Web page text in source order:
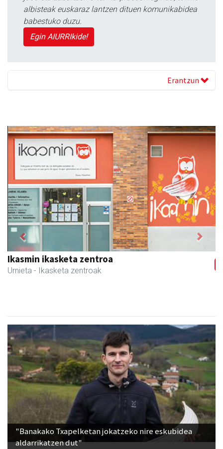
albisteak euskaraz lantzen dituen komunikabidea
babestuko duzu.
Egin AIURRIkide!
Erantzun
Ikasmin ikasketa zentroa
Urnieta - Ikasketa zentroak
Previous Next
"Banakako Txapelketan jokatzeko nire eskubidea
aldarrikatzen dut"